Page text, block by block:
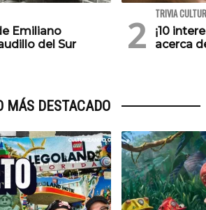
Emiliano
del Sur
TRIVIA
¡10
acerca
MÁS DESTACADO